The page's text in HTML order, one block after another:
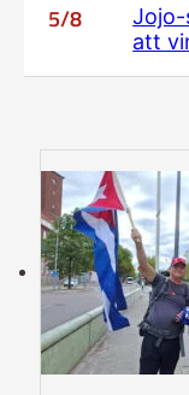
5/8
Jojo-
att